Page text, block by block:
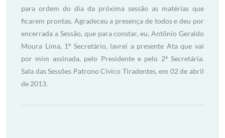
para ordem do dia da próxima sessão as matérias que
ficarem prontas. Agradeceu a presença de todos e deu por
encerrada a Sessão, que para constar, eu, Antônio Geraldo
Moura Lima, 1º Secretário, lavrei a presente Ata que vai
por mim assinada, pelo Presidente e pelo 2ª Secretária.
Sala das Sessões Patrono Cívico Tiradentes, em 02 de abril
de 2013.